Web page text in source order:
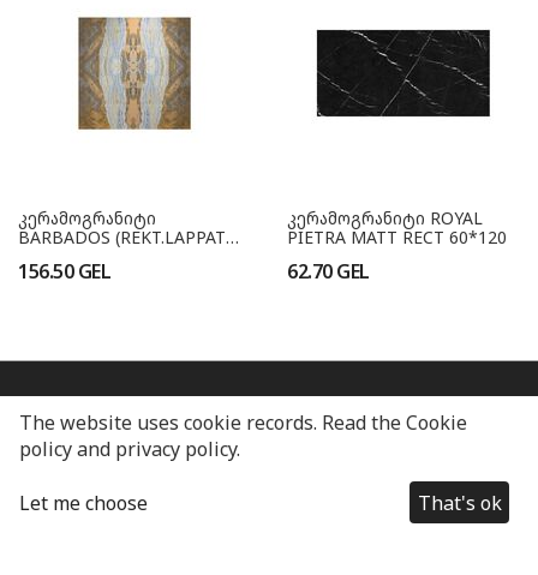
კერამოგრანიტი
BARBADOS (REKT.LAPPATO)
156.50GEL
კერამოგრანიტი ROYAL
PIETRA MATT RECT 60*120
62.70GEL
About us
The website uses cookie records. Read the Cookie
policy and privacy policy.
Let me choose That's ok